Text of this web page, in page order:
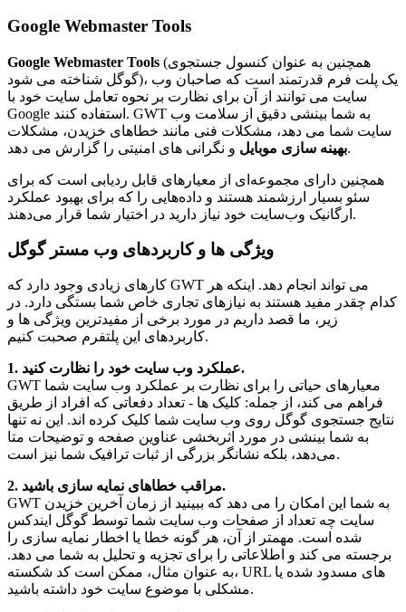
Google Webmaster Tools
Google Webmaster Tools (همچنین به عنوان کنسول جستجوی
گوگل شناخته می شود)، یک پلت فرم قدرتمند است که صاحبان وب
سایت می توانند از آن برای نظارت بر نحوه تعامل سایت خود با
Google استفاده کنند. GWT به شما بینشی دقیق از سلامت وب
سایت شما می دهد، مشکلات فنی مانند خطاهای خزیدن، مشکلات
بهینه سازی موبایلو نگرانی های امنیتی را گزارش می دهد.
همچنین دارای مجموعه‌ای از معیارهای قابل ردیابی است که برای
سئو بسیار ارزشمند هستند و داده‌هایی را که برای بهبود عملکرد
ارگانیک وب‌سایت خود نیاز دارید در اختیار شما قرار می‌دهند.
ویژگی ها و کاربردهای وب مستر گوگل
کارهای زیادی وجود دارد که GWT می تواند انجام دهد. اینکه هر
کدام چقدر مفید هستند به نیازهای تجاری خاص شما بستگی دارد. در
زیر، ما قصد داریم در مورد برخی از مفیدترین ویژگی ها و
کاربردهای این پلتفرم صحبت کنیم.
1. عملکرد وب سایت خود را نظارت کنید.
GWT معیارهای حیاتی را برای نظارت بر عملکرد وب سایت شما
فراهم می کند، از جمله: کلیک ها - تعداد دفعاتی که افراد از طریق
نتایج جستجوی گوگل روی وب سایت شما کلیک کرده اند. این نه تنها
به شما بینشی در مورد اثربخشی عناوین صفحه و توضیحات متا
می‌دهد، بلکه نشانگر بزرگی از ثبات ترافیک شما نیز است.
2. مراقب خطاهای نمایه سازی باشید.
GWT به شما این امکان را می دهد که ببینید از زمان آخرین خزیدن
سایت چه تعداد از صفحات وب سایت شما توسط گوگل ایندکس
شده است. مهمتر از آن، هر گونه خطا یا اخطار نمایه سازی را
برجسته می کند و اطلاعاتی را برای تجزیه و تحلیل به شما می دهد.
به عنوان مثال، ممکن است کد شکسته، URL های مسدود شده یا
مشکلی با موضوع سایت خود داشته باشید.